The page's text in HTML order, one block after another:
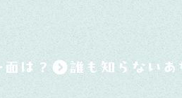
は？